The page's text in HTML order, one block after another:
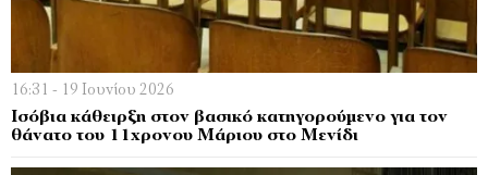
16:31 - 19 Ιουνίου 2026
Ισόβια κάθειρξη στον βασικό κατηγορούμενο για τον
θάνατο του 11χρονου Μάριου στο Μενίδι